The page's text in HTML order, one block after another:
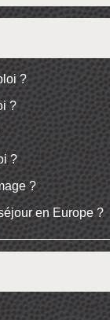
?
?
?
?
en Europe ?